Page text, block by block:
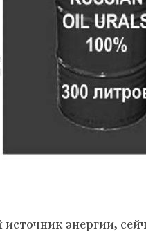
энергии,